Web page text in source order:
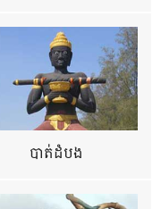
បាត់ដំបង